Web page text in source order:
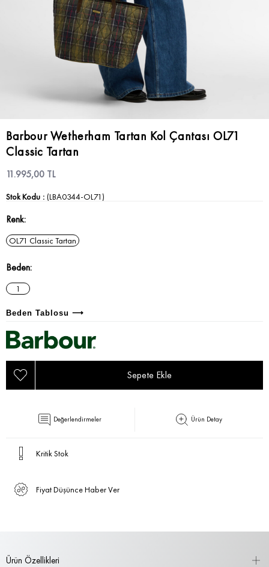
Barbour Wetherham Tartan Kol Çantası OL71
Classic Tartan
11.995,00 TL
Stok Kodu (LBA0344-OL71)
Renk
OL71 Classic Tartan
Beden
1
Beden Tablosu ⟶
Değerlendirmeler Ürün Detay
Kritik Stok
Fiyat Düşünce Haber Ver
Ürün Özellikleri